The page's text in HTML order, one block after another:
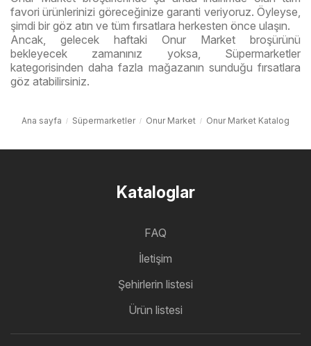
favori ürünlerinizi göreceğinize garanti veriyoruz. Öyleyse,
şimdi bir göz atın ve tüm fırsatlara herkesten önce ulaşın.
Ancak, gelecek haftaki Onur Market broşürünü
bekleyecek zamanınız yoksa, Süpermarketler
kategorisinden daha fazla mağazanın sunduğu fırsatlara
göz atabilirsiniz.
Ana sayfa Süpermarketler Onur Market Onur Market Katalog
Kataloglar
FAQ
İletişim
Şehirlerin listesi
Ürün listesi